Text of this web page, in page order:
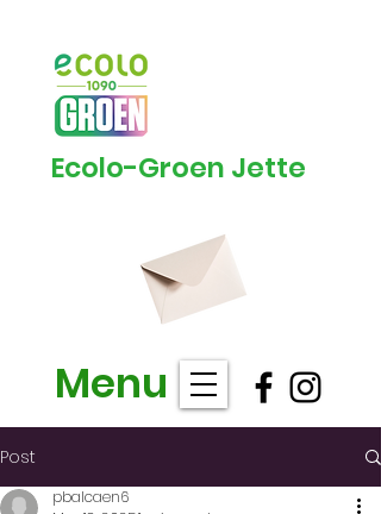
Ecolo-Groen Jette
Menu
Post
pbalcaen6